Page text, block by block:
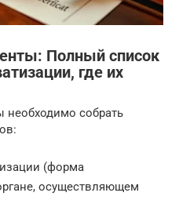
Полный список
где их
необходимо собрать
(форма
осуществляющем